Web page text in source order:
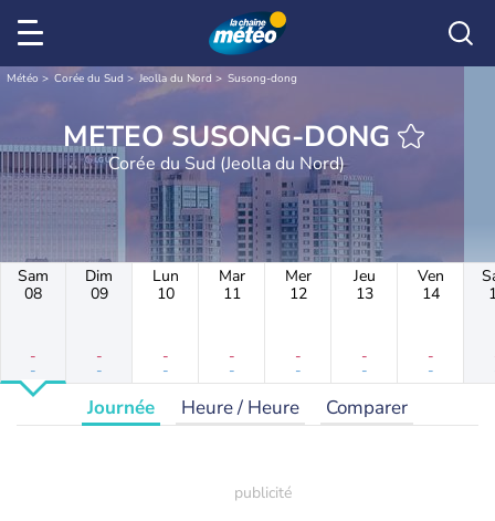
Météo Corée du Sud Jeolla du Nord Susong-dong
METEO SUSONG-DONG
Corée du Sud (Jeolla du Nord)
Sam
08
-
-
Dim
09
-
-
Lun
10
-
-
Mar
11
-
-
Mer
12
-
-
Jeu
13
-
-
Ven
14
-
-
Journée Heure / Heure Comparer